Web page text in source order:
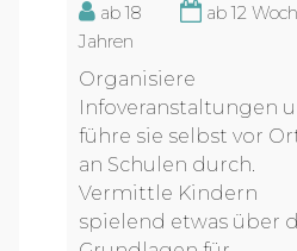
ab 18
Jahren
ab 12
Organisiere
Infoveranstaltungen
führe sie selbst vor
an Schulen durch.
Vermittle Kindern
spielend etwas über